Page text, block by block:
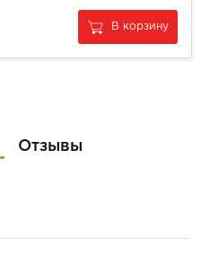
В корзину
Отзывы